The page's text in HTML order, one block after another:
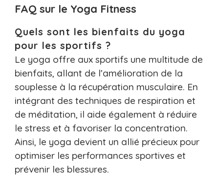
FAQ sur le Yoga Fitness
Quels sont les bienfaits du yoga
pour les sportifs ?
Le yoga offre aux sportifs une multitude de
bienfaits, allant de l’amélioration de la
souplesse à la récupération musculaire. En
intégrant des techniques de respiration et
de méditation, il aide également à réduire
le stress et à favoriser la concentration.
Ainsi, le yoga devient un allié précieux pour
optimiser les performances sportives et
prévenir les blessures.